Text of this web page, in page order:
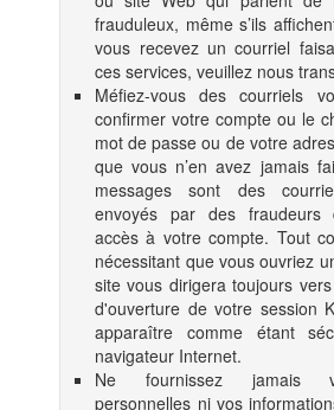
frauduleux, même s’ils
vous recevez un courriel
ces services, veuillez nous
Méfiez-vous des courriels
confirmer votre compte ou le
mot de passe ou de votre
que vous n’en avez jamais
messages sont des
envoyés par des fraudeurs
accès à votre compte. Tout
nécessitant que vous ouvriez
site vous dirigera toujours
d'ouverture de votre session
apparaître comme étant
navigateur Internet.
Ne fournissez jamais
personnelles ni vos